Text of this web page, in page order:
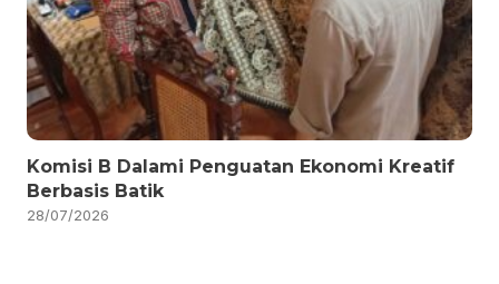
Komisi B Dalami Penguatan Ekonomi Kreatif
Berbasis Batik
28/07/2026